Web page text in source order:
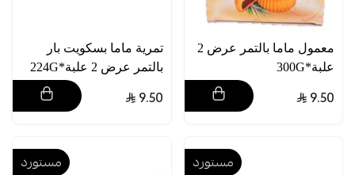
معمول ماما بالتمر عرض 2
علبة*300G
9.50
تمرية ماما بسكويت بار
بالتمر عرض 2 علبة*224G
9.50
مستورد مستورد